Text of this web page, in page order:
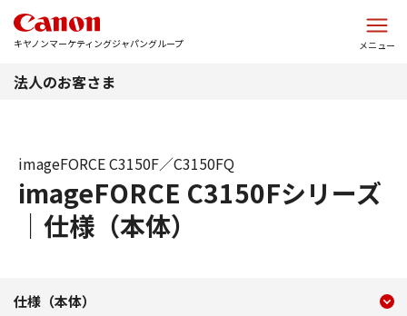
キヤノンマーケティングジャパングループ メニュー
法人のお客さま
imageFORCE C3150Fシリーズ
｜仕様（本体）
imageFORCE C3150F／C3150FQ
仕様（本体）
仕様（本体）